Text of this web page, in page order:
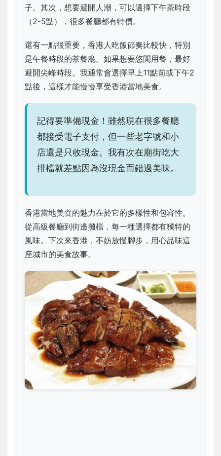
子。其次，想要避開人潮，可以選擇下午茶時段
（2-5點），很多餐廳都有特價。
還有一點很重要，香港人吃飯節奏比較快，特別
是午餐時段的茶餐廳。如果想要悠閒用餐，最好
避開尖峰時段。我通常會選擇早上11點前或下午2
點後，這樣才能慢慢享受香港當地美食。
記得要準備現金！雖然現在很多餐廳
都接受電子支付，但一些老字號和小
店還是只收現金。我有次在廟街吃大
排檔就差點因為沒現金而錯過美味。
香港當地美食的魅力在於它的多樣性和包容性。
從高級餐廳到街邊攤檔，每一種選擇都有獨特的
風味。下次來香港，不妨放慢腳步，用心品味這
座城市的美食故事。